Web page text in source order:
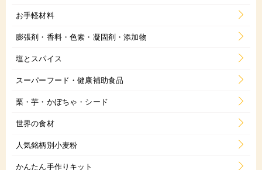
お手軽材料
膨張剤・香料・色素・凝固剤・添加物
塩とスパイス
スーパーフード・健康補助食品
栗・芋・かぼちゃ・シード
世界の食材
人気銘柄別小麦粉
かんたん手作りキット